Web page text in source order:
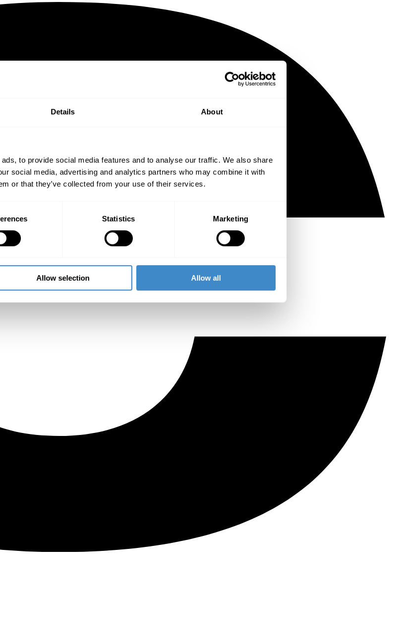
Details About
to provide social media features and to analyse our traffic. We also share
social media, advertising and analytics partners who may combine it with
or that they’ve collected from your use of their services.
Statistics Marketing
Allow selection Allow all